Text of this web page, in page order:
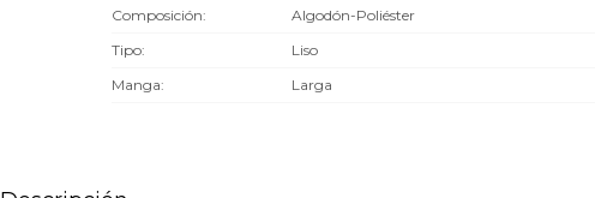
Composición
Algodón-Poliéster
Tipo
Liso
Manga
Larga